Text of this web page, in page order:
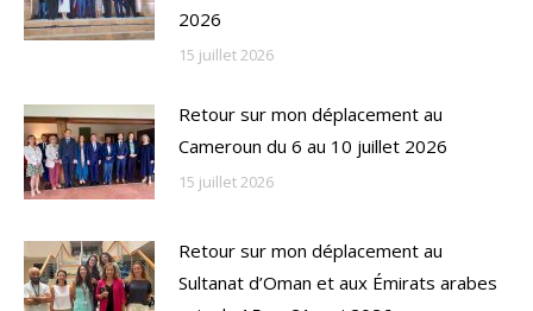
2026
15 juillet 2026
Retour sur mon déplacement au
Cameroun du 6 au 10 juillet 2026
15 juillet 2026
Retour sur mon déplacement au
Sultanat d’Oman et aux Émirats arabes